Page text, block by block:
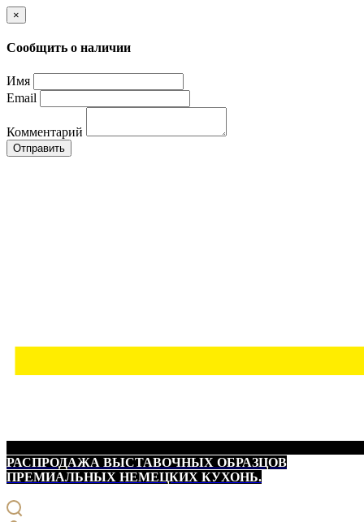
×
Сообщить о наличии
Имя
Email
Комментарий
Отправить
РАСПРОДАЖА ВЫСТАВОЧНЫХ ОБРАЗЦОВ
ПРЕМИАЛЬНЫХ НЕМЕЦКИХ КУХОНЬ.